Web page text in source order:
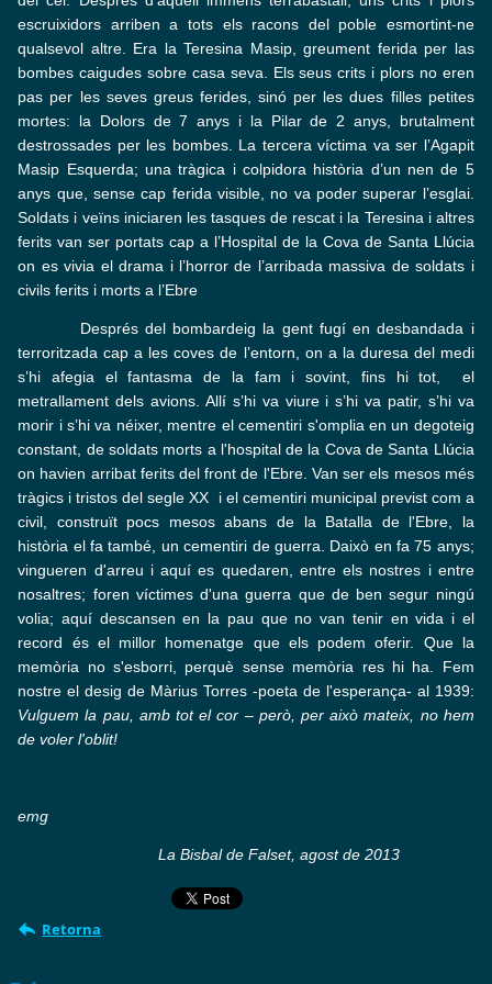
escruixidors arriben a tots els racons del poble esmortint-ne
qualsevol altre. Era la Teresina Masip, greument ferida per las
bombes caigudes sobre casa seva. Els seus crits i plors no eren
pas per les seves greus ferides, sinó per les dues filles petites
mortes: la Dolors de 7 anys i la Pilar de 2 anys, brutalment
destrossades per les bombes. La tercera víctima va ser l’Agapit
Masip Esquerda; una tràgica i colpidora història d’un nen de 5
anys que, sense cap ferida visible, no va poder superar l’esglai.
Soldats i veïns iniciaren les tasques de rescat i la Teresina i altres
ferits van ser portats cap a l’Hospital de la Cova de Santa Llúcia
on es vivia el drama i l’horror de l’arribada massiva de soldats i
civils ferits i morts a l’Ebre
Després del bombardeig la gent fugí en desbandada i
terroritzada cap a les coves de l’entorn, on a la duresa del medi
s’hi afegia el fantasma de la fam i sovint, fins hi tot, el
metrallament dels avions. Allí s’hi va viure i s’hi va patir, s’hi va
morir i s’hi va néixer, mentre el cementiri s'omplia en un degoteig
constant, de soldats morts a l'hospital de la Cova de Santa Llúcia
on havien arribat ferits del front de l'Ebre. Van ser els mesos més
tràgics i tristos del segle XX i el cementiri municipal previst com a
civil, construït pocs mesos abans de la Batalla de l'Ebre, la
història el fa també, un cementiri de guerra. Daixò en fa 75 anys;
vingueren d'arreu i aquí es quedaren, entre els nostres i entre
nosaltres; foren víctimes d'una guerra que de ben segur ningú
volia; aquí descansen en la pau que no van tenir en vida i el
record és el millor homenatge que els podem oferir. Que la
memòria no s'esborri, perquè sense memòria res hi ha. Fem
nostre el desig de Màrius Torres -poeta de l'esperança- al 1939:
Vulguem la pau, amb tot el cor – però, per això mateix, no hem
de voler l'oblit!
emg
La Bisbal de Falset, agost de 2013
Retorna